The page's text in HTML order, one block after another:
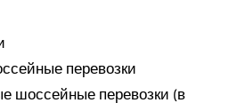
перевозки
шоссейные перевозки (в